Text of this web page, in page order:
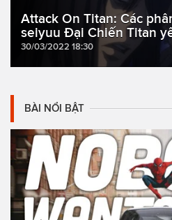
Attack On Titan: Các
seiyuu Đại Chiến Titan
30/03/2022 18:30
BÀI NỔI BẬT